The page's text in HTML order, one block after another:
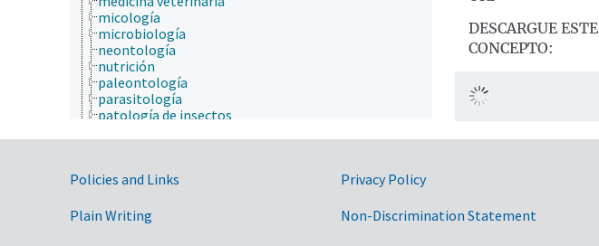
micología
microbiología
neontología
nutrición
paleontología
parasitología
patología de insectos
sericultura
taxonomía
animales, ganado, Una Sola Salud
DESCARGUE ESTE
CONCEPTO:
Government Links
Policies and Links
Plain Writing
Privacy Policy
Non-Discrimination Statement